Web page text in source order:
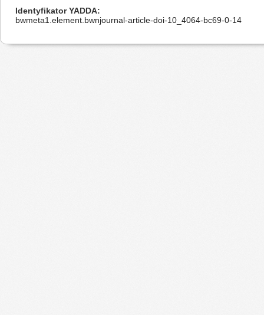
Identyfikator YADDA
bwmeta1.element.bwnjournal-article-doi-10_4064-bc69-0-14